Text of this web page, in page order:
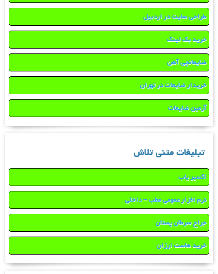
طراحی سایت در اردبیل
خرید بک لینک
ضایعاتچی آهن
خریدار ضایعات در تهران
آرمین ضایعات
تبلیغات متنی تلاش
اکسیر یاب
نرم افزار عمومی مطب – داخلی
جراح سرطان پستان
خرید هاست ارزان